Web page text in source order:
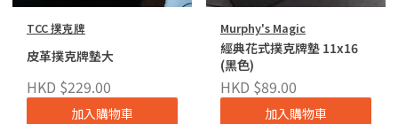
TCC 撲克牌
皮革撲克牌墊大
HKD $229.00
加入購物車
Murphy's Magic
經典花式撲克牌墊 11x16
(黑色)
HKD $89.00
加入購物車